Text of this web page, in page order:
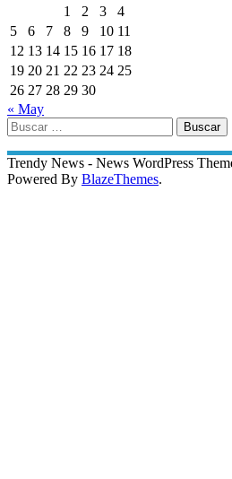
1
2 3
4
5
6 7 8 9 10 11
12 13 14 15 16 17 18
19 20 21 22 23 24 25
26 27 28 29 30
« May
Buscar:
Trendy News - News WordPress
Powered By BlazeThemes.